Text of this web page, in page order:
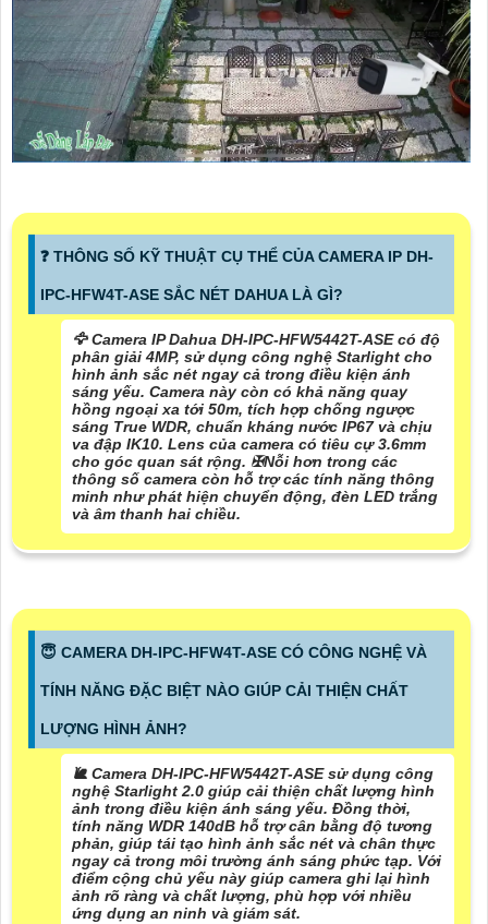
️❓ THÔNG SỐ KỸ THUẬT CỤ THỂ CỦA CAMERA IP DH-
IPC-HFW4T-ASE SẮC NÉT DAHUA LÀ GÌ?
🦅 Camera IP Dahua DH-IPC-HFW5442T-ASE có độ
phân giải 4MP, sử dụng công nghệ Starlight cho
hình ảnh sắc nét ngay cả trong điều kiện ánh
sáng yếu. Camera này còn có khả năng quay
hồng ngoại xa tới 50m, tích hợp chống ngược
sáng True WDR, chuẩn kháng nước IP67 và chịu
va đập IK10. Lens của camera có tiêu cự 3.6mm
cho góc quan sát rộng. ✠Nỗi hơn trong các
thông số camera còn hỗ trợ các tính năng thông
minh như phát hiện chuyển động, đèn LED trắng
và âm thanh hai chiều.
😇 CAMERA DH-IPC-HFW4T-ASE CÓ CÔNG NGHỆ VÀ
TÍNH NĂNG ĐẶC BIỆT NÀO GIÚP CẢI THIỆN CHẤT
LƯỢNG HÌNH ẢNH?
🐌 Camera DH-IPC-HFW5442T-ASE sử dụng công
nghệ Starlight 2.0 giúp cải thiện chất lượng hình
ảnh trong điều kiện ánh sáng yếu. Đồng thời,
tính năng WDR 140dB hỗ trợ cân bằng độ tương
phản, giúp tái tạo hình ảnh sắc nét và chân thực
ngay cả trong môi trường ánh sáng phức tạp. Với
điểm cộng chủ yếu này giúp camera ghi lại hình
ảnh rõ ràng và chất lượng, phù hợp với nhiều
ứng dụng an ninh và giám sát.